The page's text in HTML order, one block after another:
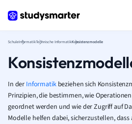
SchuleInformatikTechnische InformatikKonsistenzmodelle
In der Informatikbeziehen sich
Prinzipien, die bestimmen, wie
geordnet werden und wie der Zugriff auf
Modelle helfen dabei, sicherzustellen,